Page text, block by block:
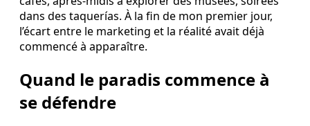
dans des taquerías. À la fin de mon premier jour,
l’écart entre le marketing et la réalité avait déjà
commencé à apparaître.
Quand le paradis commence à
se défendre